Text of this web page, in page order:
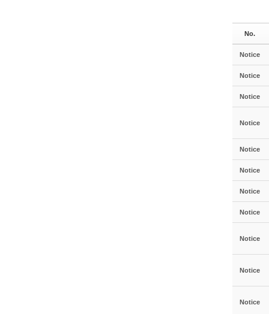
No.
Notice
Notice
Notice
Notice
Notice
Notice
Notice
Notice
Notice
Notice
Notice